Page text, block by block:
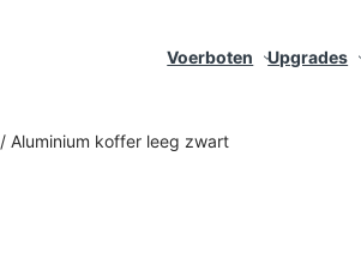
Voerboten Upgrades
/ Aluminium koffer leeg zwart